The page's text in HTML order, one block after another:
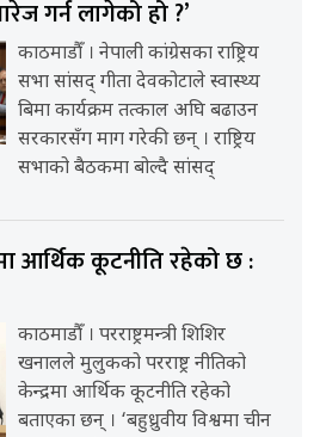
गर्न लागेको हो ?’
काठमाडौँ । नेपाली कांग्रेसका राष्ट्रिय
सभा सांसद् गीता देवकोटाले स्वास्थ्य
बिमा कार्यक्रम तत्काल अघि बढाउन
सरकारसँग माग गरेकी छन् । राष्ट्रिय
सभाको बैठकमा बोल्दै सांसद्
आर्थिक कूटनीति रहेको छ :
काठमाडौँ । परराष्ट्रमन्त्री शिशिर
खनालले मुलुकको परराष्ट्र नीतिको
केन्द्रमा आर्थिक कूटनीति रहेको
बताएका छन् । ‘बहुध्रुवीय विश्वमा चीन